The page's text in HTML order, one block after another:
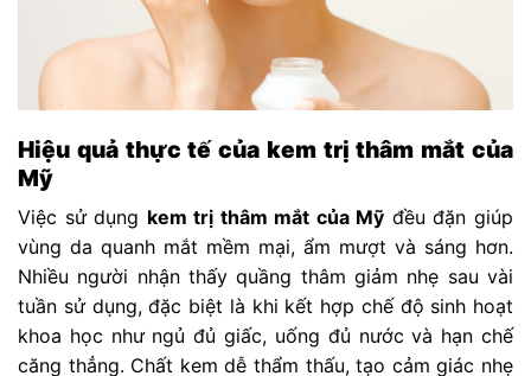
Hiệu quả thực tế của kem trị thâm mắt của
Mỹ
Việc sử dụng kem trị thâm mắt của Mỹ đều đặn giúp
vùng da quanh mắt mềm mại, ẩm mượt và sáng hơn.
Nhiều người nhận thấy quầng thâm giảm nhẹ sau vài
tuần sử dụng, đặc biệt là khi kết hợp chế độ sinh hoạt
khoa học như ngủ đủ giấc, uống đủ nước và hạn chế
căng thẳng. Chất kem dễ thẩm thấu, tạo cảm giác nhẹ